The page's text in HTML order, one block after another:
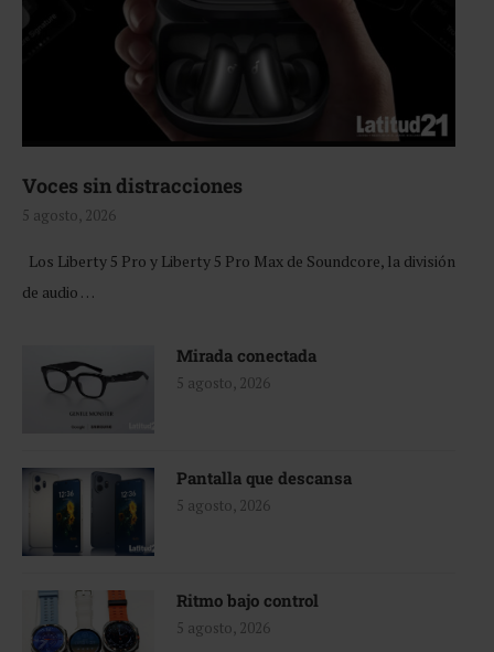
Voces sin distracciones
5 agosto, 2026
Los Liberty 5 Pro y Liberty 5 Pro Max de Soundcore, la división
de audio …
Mirada conectada
5 agosto, 2026
Pantalla que descansa
5 agosto, 2026
Ritmo bajo control
5 agosto, 2026